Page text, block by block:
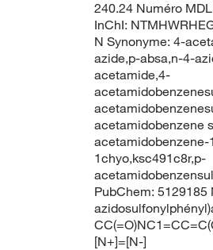
240.24 Numéro
InChI:
N Synonyme: 4-
azide,p-absa,n-4-
acetamide,4-
acetamidobenzene
1chyo,ksc491c8r,p-
PubChem: 5129185
[N+]=[N-]